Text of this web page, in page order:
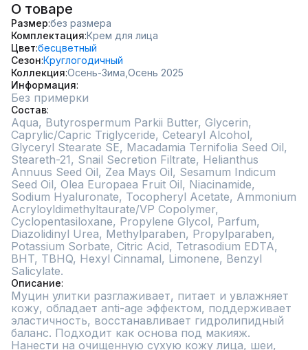
О товаре
Размер без размера
Комплектация Крем для лица
Цвет бесцветный
Сезон Круглогодичный
Коллекция Осень-Зима, Осень 2025
Информация
Без примерки
Состав
Aqua, Butyrospermum Parkii Butter, Glycerin,
Caprylic/Capric Triglyceride, Cetearyl Alcohol,
Glyceryl Stearate SE, Macadamia Ternifolia Seed Oil,
Steareth-21, Snail Secretion Filtrate, Helianthus
Annuus Seed Oil, Zea Mays Oil, Sesamum Indicum
Seed Oil, Olea Europaea Fruit Oil, Niacinamide,
Sodium Hyaluronate, Tocopheryl Acetate, Ammonium
Acryloyldimethyltaurate/VP Copolymer,
Cyclopentasiloxane, Propylene Glycol, Parfum,
Diazolidinyl Urea, Methylparaben, Propylparaben,
Potassium Sorbate, Citric Acid, Tetrasodium EDTA,
BHT, TBHQ, Hexyl Cinnamal, Limonene, Benzyl
Salicylate.
Описание
Муцин улитки разглаживает, питает и увлажняет
кожу, обладает anti-age эффектом, поддерживает
эластичность, восстанавливает гидролипидный
баланс. Подходит как основа под макияж.
Нанести на очищенную сухую кожу лица, шеи,